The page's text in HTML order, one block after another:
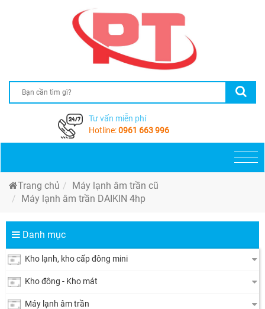
Tư vấn miễn phí
Hotline:0961 663 996
Trang chủ
Máy lạnh âm trần cũ
Máy lạnh âm trần DAIKIN 4hp
Danh mục
Kho lạnh, kho cấp đông mini
Kho đông - Kho mát
Máy lạnh âm trần